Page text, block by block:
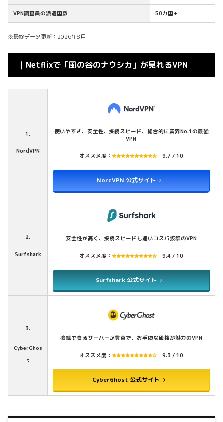
VPN調査員の派遣国数 50カ国+
※最終データ更新：2026年8月
｜Netflixで「風の谷のナウシカ」が見れるVPN
1.
NordVPN
使いやすさ、安全性、接続スピード、総合的に業界No.1の最強
VPN
オススメ度： 9.7 / 10
NordVPN 公式サイト
2.
Surfshark
安全性が高く、接続スピードも速いコスパ抜群のVPN
オススメ度： 9.4 / 10
Surfshark 公式サイト
3.
CyberGhos
t
接続できるサーバーが豊富で、お手頃な価格が魅力のVPN
オススメ度： 9.3 / 10
CyberGhost 公式サイト